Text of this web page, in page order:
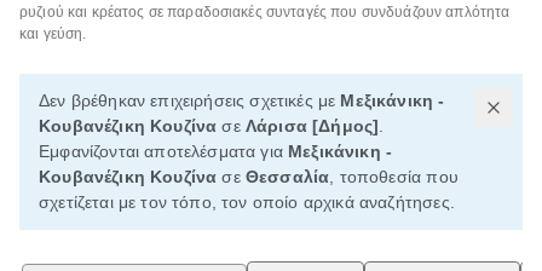
ρυζιού και κρέατος σε παραδοσιακές συνταγές που συνδυάζουν απλότητα
και γεύση.
Δεν βρέθηκαν επιχειρήσεις σχετικές με Μεξικάνικη -
Κουβανέζικη Κουζίνα σε Λάρισα [Δήμος]
Εμφανίζονται αποτελέσματα για Μεξικάνικη -
Κουβανέζικη Κουζίνα σε Θεσσαλία , τοποθεσία που
σχετίζεται με τον τόπο, τον οποίο αρχικά αναζήτησες.